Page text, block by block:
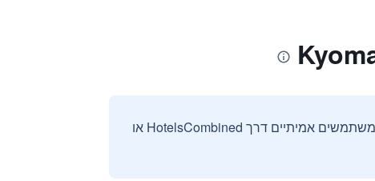
אנחנו אוספים ומציגים ביקורות וחוות דעת רק מהזמנות מאומתות שבוצעו על ידי משתמשים אמיתיים דרך HotelsCombined או